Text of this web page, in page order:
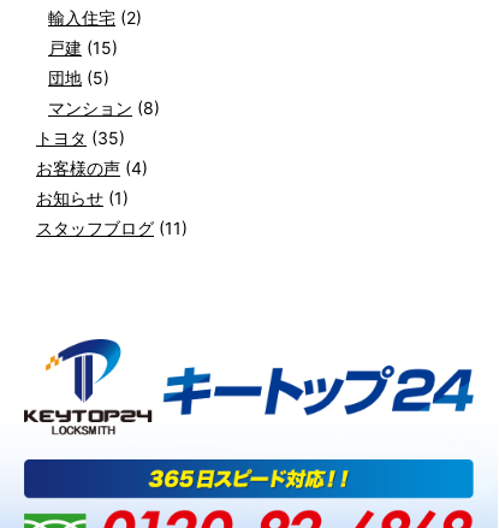
輸入住宅 (2)
戸建 (15)
団地 (5)
マンション (8)
トヨタ (35)
お客様の声 (4)
お知らせ (1)
スタッフブログ (11)